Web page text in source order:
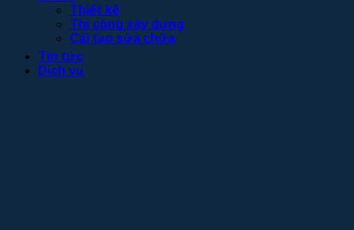
Thiết kế
Thi công xây dựng
Cải tạo sửa chữa
Tin tức
Dịch vụ